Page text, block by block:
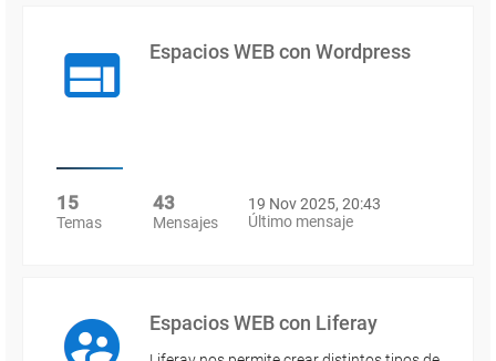
Espacios WEB con Wordpress
15
Temas
43
Mensajes
19 Nov 2025, 20:43
Último mensaje
Espacios WEB con Liferay